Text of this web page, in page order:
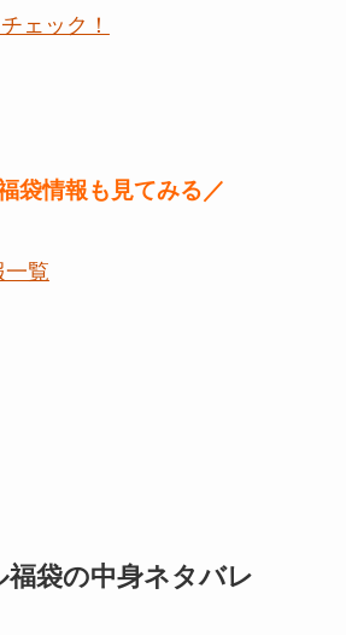
ェック！
袋情報も見てみる／
一覧
袋の中身ネタバレ